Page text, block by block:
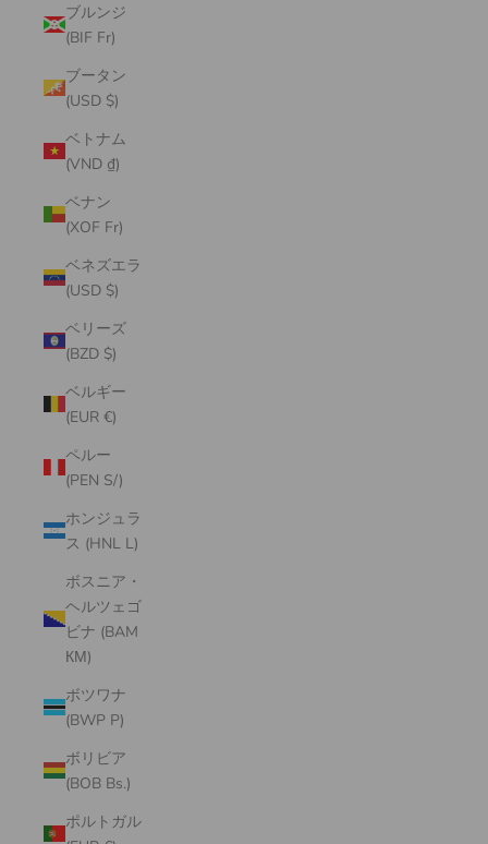
ブルンジ
(BIF Fr)
ブータン
(USD $)
ベトナム
(VND ₫)
ベナン
(XOF Fr)
ベネズエラ
(USD $)
ベリーズ
(BZD $)
ベルギー
(EUR €)
ペルー
(PEN S/)
ホンジュラ
ス (HNL L)
ボスニア・
ヘルツェゴ
ビナ (BAM
КМ)
ボツワナ
(BWP P)
ボリビア
(BOB Bs.)
ポルトガル